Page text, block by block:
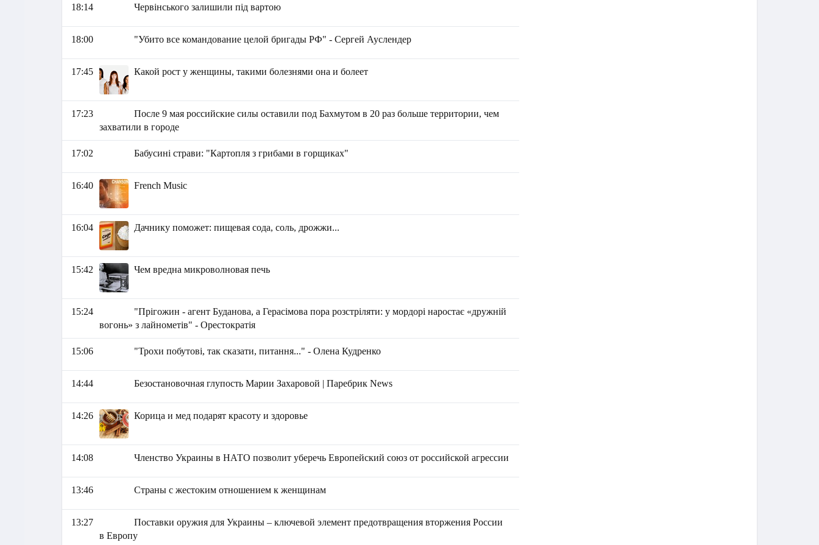
18:14 Червінського залишили під вартою
18:00 "Убито все командование целой бригады РФ" - Сергей Ауслендер
17:45 Какой рост у женщины, такими болезнями она и болеет
17:23
После 9 мая российские силы оставили под Бахмутом в 20 раз больше территории, чем
захватили в городе
17:02 Бабусині страви: "Картопля з грибами в горщиках"
16:40 French Music
16:04 Дачнику поможет: пищевая сода, соль, дрожжи...
15:42 Чем вредна микроволновая печь
15:24
"Прігожин - агент Буданова, а Герасімова пора розстріляти: у мордорі наростає «дружній
вогонь» з лайнометів" - Орестократія
15:06 "Трохи побутові, так сказати, питання..." - Олена Кудренко
14:44 Безостановочная глупость Марии Захаровой | Паребрик News
14:26 Корица и мед подарят красоту и здоровье
14:08 Членство Украины в НАТО позволит уберечь Европейский союз от российской агрессии
13:46 Страны с жестоким отношением к женщинам
13:27
Поставки оружия для Украины – ключевой элемент предотвращения вторжения России
в Европу